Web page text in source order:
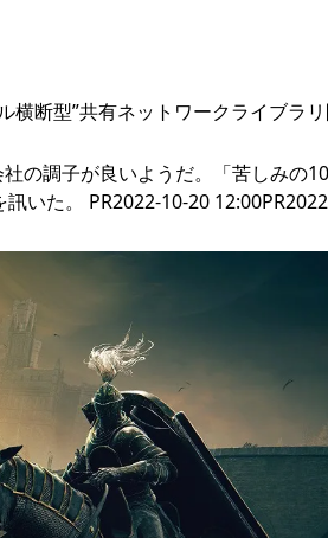
横断型”共有ネットワークライブラ
の調子が良いようだ。「苦しみの
いた。 PR2022-10-20